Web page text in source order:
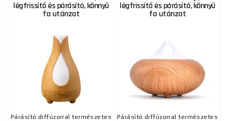
légfrissítő és párásító, könnyű
fa utánzat
Párásító diffúzorral természetes
légfrissítő és párásító, könnyű
fa utánzat
Párásító diffúzorral természetes